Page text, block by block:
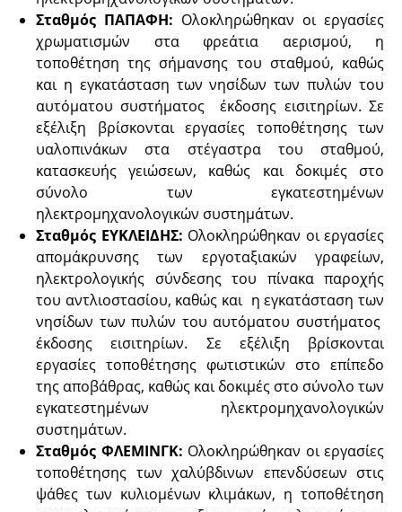
Σταθμός ΠΑΠΑΦΗ: Ολοκληρώθηκαν οι εργασίες
χρωματισμών στα φρεάτια αερισμού, η
τοποθέτηση της σήμανσης του σταθμού, καθώς
και η εγκατάσταση των νησίδων των πυλών του
αυτόματου συστήματος έκδοσης εισιτηρίων. Σε
εξέλιξη βρίσκονται εργασίες τοποθέτησης των
υαλοπινάκων στα στέγαστρα του σταθμού,
κατασκευής γειώσεων, καθώς και δοκιμές στο
σύνολο των εγκατεστημένων
ηλεκτρομηχανολογικών συστημάτων.
Σταθμός ΕΥΚΛΕΙΔΗΣ: Ολοκληρώθηκαν οι εργασίες
απομάκρυνσης των εργοταξιακών γραφείων,
ηλεκτρολογικής σύνδεσης του πίνακα παροχής
του αντλιοστασίου, καθώς και η εγκατάσταση των
νησίδων των πυλών του αυτόματου συστήματος
έκδοσης εισιτηρίων. Σε εξέλιξη βρίσκονται
εργασίες τοποθέτησης φωτιστικών στο επίπεδο
της αποβάθρας, καθώς και δοκιμές στο σύνολο των
εγκατεστημένων ηλεκτρομηχανολογικών
συστημάτων.
Σταθμός ΦΛΕΜΙΝΓΚ: Ολοκληρώθηκαν οι εργασίες
τοποθέτησης των χαλύβδινων επενδύσεων στις
ψάθες των κυλιομένων κλιμάκων, η τοποθέτηση